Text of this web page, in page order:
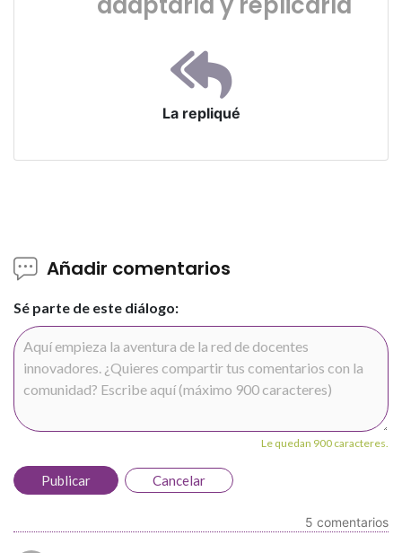
La repliqué
Añadir comentarios
Sé parte de este diálogo:
Le quedan 900 caracteres.
Publicar Cancelar
5 comentarios